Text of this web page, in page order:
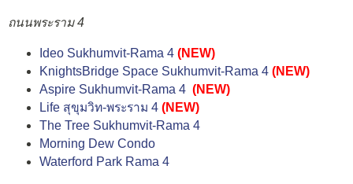
ถนนพระราม 4
Ideo Sukhumvit-Rama 4 (NEW)
KnightsBridge Space Sukhumvit-Rama 4 (NEW)
Aspire Sukhumvit-Rama 4 (NEW)
Life สุขุมวิท-พระราม 4 (NEW)
The Tree Sukhumvit-Rama 4
Morning Dew Condo
Waterford Park Rama 4